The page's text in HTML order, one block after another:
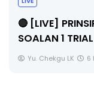
BICARA
PENGARAH
Unknown 8 hari